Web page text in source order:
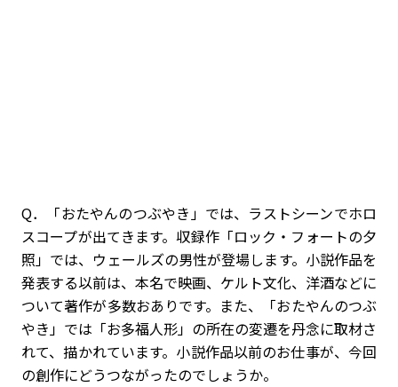
Q．「おたやんのつぶやき」では、ラストシーンでホロ
スコープが出てきます。収録作「ロック・フォートの夕
照」では、ウェールズの男性が登場します。小説作品を
発表する以前は、本名で映画、ケルト文化、洋酒などに
ついて著作が多数おありです。また、「おたやんのつぶ
やき」では「お多福人形」の所在の変遷を丹念に取材さ
れて、描かれています。小説作品以前のお仕事が、今回
の創作にどうつながったのでしょうか。